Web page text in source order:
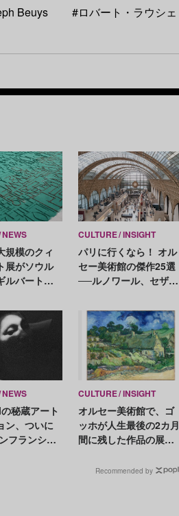
Beuys
#ロバート・ラウシェ
NEWS
規模のクィ
展がソウル
ルバート＆
CULTURE INSIGHT
パリに行くなら！ オル
セー美術館の傑作25選
──ルノワール、セザン
マネ、ドガ etc. 名作を
イッキ見！
NEWS
秘蔵アート
ン、ついに
フランシス
CULTURE INSIGHT
オルセー美術館で、ゴ
ッホが人生最後の2カ月
間に残した作品の展覧
取り組んだ風景画とは
Recommended by